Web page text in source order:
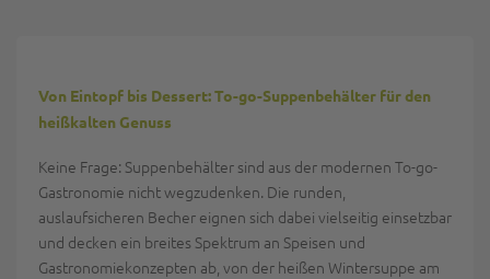
Von Eintopf bis Dessert: To-go-Suppenbehälter für den
heißkalten Genuss
Keine Frage: Suppenbehälter sind aus der modernen To-go-
Gastronomie nicht wegzudenken. Die runden,
auslaufsicheren Becher eignen sich dabei vielseitig einsetzbar
und decken ein breites Spektrum an Speisen und
Gastronomiekonzepten ab, von der heißen Wintersuppe am